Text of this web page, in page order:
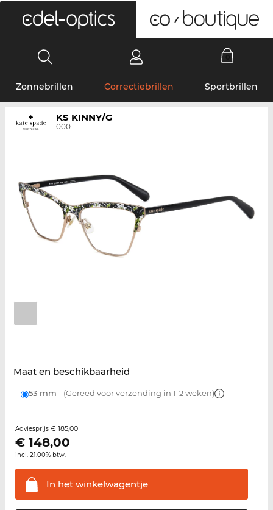
Zonnebrillen Correctiebrillen Sportbrillen
KS KINNY/G
000
Maat en beschikbaarheid
53 mm (Gereed voor verzending in 1-2 weken)
Adviesprijs € 185,00
€ 148,00
incl. 21.00% btw.
In hetwinkelwagentje